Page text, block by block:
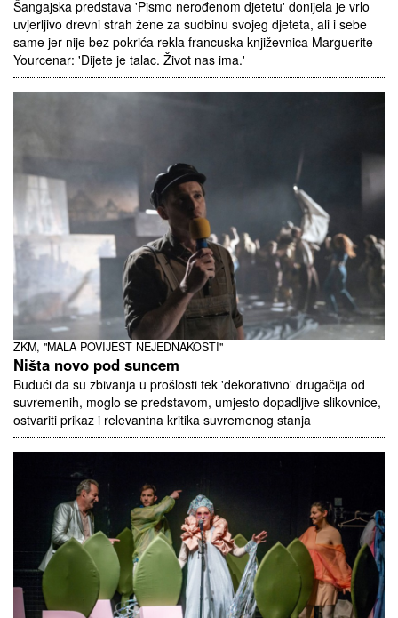
Šangajska predstava 'Pismo nerođenom djetetu' donijela je vrlo
uvjerljivo drevni strah žene za sudbinu svojeg djeteta, ali i sebe
same jer nije bez pokrića rekla francuska književnica Marguerite
Yourcenar: 'Dijete je talac. Život nas ima.'
ZKM, "MALA POVIJEST NEJEDNAKOSTI"
Ništa novo pod suncem
Budući da su zbivanja u prošlosti tek 'dekorativno' drugačija od
suvremenih, moglo se predstavom, umjesto dopadljive slikovnice,
ostvariti prikaz i relevantna kritika suvremenog stanja